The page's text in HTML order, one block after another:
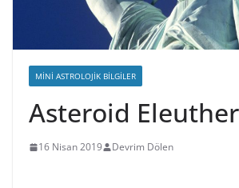
MINI ASTROLOJIK BILGILER
Asteroid
16 Nisan 2019 Devrim Dölen